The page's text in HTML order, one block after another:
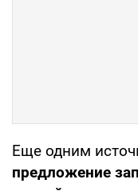
Еще одним
предложение